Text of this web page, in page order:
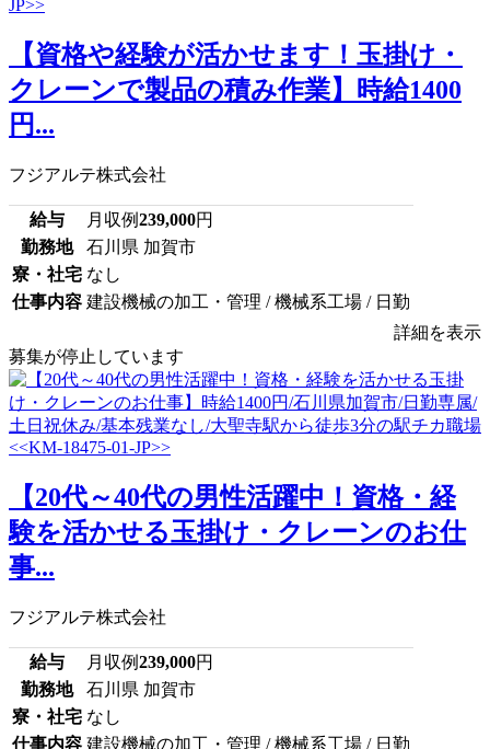
【資格や経験が活かせます！玉掛け・
クレーンで製品の積み作業】時給1400
円...
フジアルテ株式会社
給与 月収例239,000円
勤務地
石川県 加賀市
寮・社宅 なし
仕事内容 建設機械の加工・管理 / 機械系工場 / 日勤
詳細を表示
募集が停止しています
【20代～40代の男性活躍中！資格・経
験を活かせる玉掛け・クレーンのお仕
事...
フジアルテ株式会社
給与 月収例239,000円
勤務地
石川県 加賀市
寮・社宅 なし
仕事内容 建設機械の加工・管理 / 機械系工場 / 日勤